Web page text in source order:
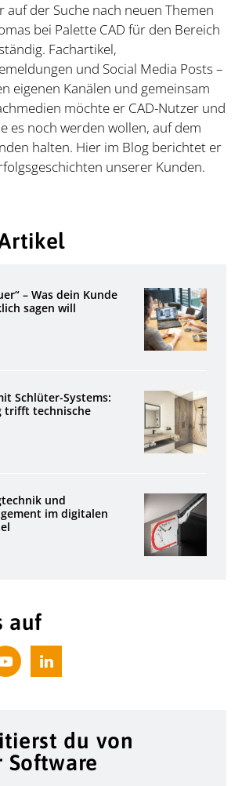
auf der Suche nach neuen Themen
bei Palette CAD für den Bereich
Fachartikel,
und Social Media Posts –
eigenen Kanälen und gemeinsam
möchte er CAD-Nutzer und
es noch werden wollen, auf dem
halten. Hier im Blog berichtet er
unserer Kunden.
– Was dein Kunde
sagen will
Schlüter-Systems:
trifft technische
und
im digitalen
auf
du von
Software